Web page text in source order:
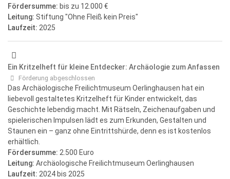
Fördersumme: bis zu 12.000 €
Leitung: Stiftung "Ohne Fleiß kein Preis"
Laufzeit: 2025
Ein Kritzelheft für kleine Entdecker: Archäologie zum Anfassen
Förderung abgeschlossen
Das Archäologische Freilichtmuseum Oerlinghausen hat ein
liebevoll gestaltetes Kritzelheft für Kinder entwickelt, das
Geschichte lebendig macht. Mit Rätseln, Zeichenaufgaben und
spielerischen Impulsen lädt es zum Erkunden, Gestalten und
Staunen ein – ganz ohne Eintrittshürde, denn es ist kostenlos
erhältlich.
Fördersumme: 2.500 Euro
Leitung: Archäologische Freilichtmuseum Oerlinghausen
Laufzeit: 2024 bis 2025